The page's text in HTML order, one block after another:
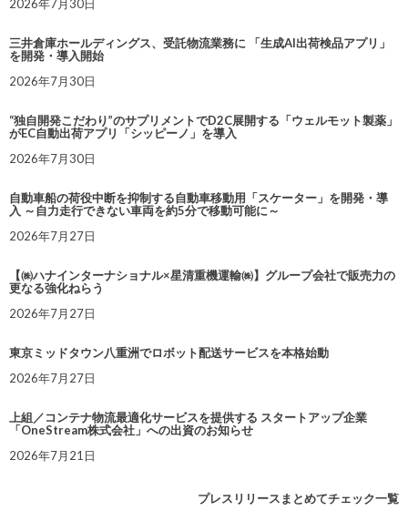
2026年7月30日
三井倉庫ホールディングス、受託物流業務に 「生成AI出荷検品アプリ」
を開発・導入開始
2026年7月30日
“独自開発こだわり”のサプリメントでD2C展開する「ウェルモット製薬」
がEC自動出荷アプリ「シッピーノ」を導入
2026年7月30日
自動車船の荷役中断を抑制する自動車移動用「スケーター」を開発・導
入 ～自力走行できない車両を約5分で移動可能に～
2026年7月27日
【㈱ハナインターナショナル×星清重機運輸㈱】グループ会社で販売力の
更なる強化ねらう
2026年7月27日
東京ミッドタウン八重洲でロボット配送サービスを本格始動
2026年7月27日
上組／コンテナ物流最適化サービスを提供する スタートアップ企業
「OneStream株式会社」への出資のお知らせ
2026年7月21日
プレスリリースまとめてチェック一覧